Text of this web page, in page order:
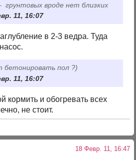
грунтовых вроде нет близких
11, 16:07
в 2-3 ведра. Туда
бетонировать пол ?)
11, 16:07
кормить и обогревать всех
не стоит.
18 Февр. 11, 16:47